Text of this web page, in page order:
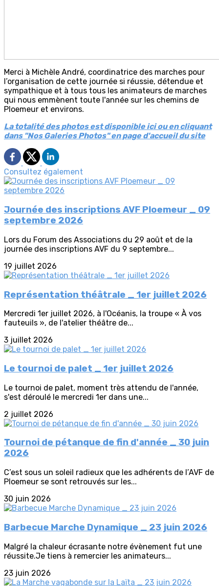
Merci à Michèle André, coordinatrice des marches pour
l’organisation de cette journée si réussie, détendue et
sympathique et à tous tous les animateurs de marches
qui nous emmènent toute l'année sur les chemins de
Ploemeur et environs.
La totalité des photos est disponible ici ou en cliquant
dans "Nos Galeries Photos" en page d'accueil du site
Consultez également
Journée des inscriptions AVF Ploemeur _ 09
septembre 2026
Lors du Forum des Associations du 29 août et de la
journée des inscriptions AVF du 9 septembre...
19 juillet 2026
Représentation théâtrale _ 1er juillet 2026
Mercredi 1er juillet 2026, à l'Océanis, la troupe « À vos
fauteuils », de l'atelier théâtre de...
3 juillet 2026
Le tournoi de palet _ 1er juillet 2026
Le tournoi de palet, moment très attendu de l'année,
s'est déroulé le mercredi 1er dans une...
2 juillet 2026
Tournoi de pétanque de fin d'année _ 30 juin
2026
C’est sous un soleil radieux que les adhérents de l’AVF de
Ploemeur se sont retrouvés sur les...
30 juin 2026
Barbecue Marche Dynamique _ 23 juin 2026
Malgré la chaleur écrasante notre évènement fut une
réussite.Je tiens à remercier les animateurs...
23 juin 2026